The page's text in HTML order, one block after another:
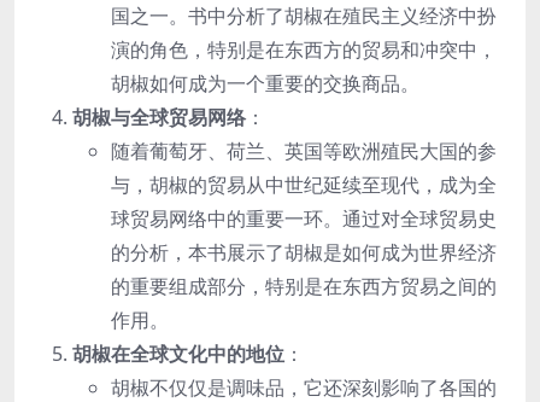
国之一。书中分析了胡椒在殖民主义经济中扮
演的角色，特别是在东西方的贸易和冲突中，
胡椒如何成为一个重要的交换商品。
胡椒与全球贸易网络：
随着葡萄牙、荷兰、英国等欧洲殖民大国的参
与，胡椒的贸易从中世纪延续至现代，成为全
球贸易网络中的重要一环。通过对全球贸易史
的分析，本书展示了胡椒是如何成为世界经济
的重要组成部分，特别是在东西方贸易之间的
作用。
胡椒在全球文化中的地位 ：
胡椒不仅仅是调味品，它还深刻影响了各国的